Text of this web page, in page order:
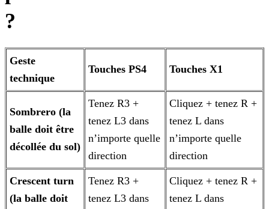
?
Geste
technique
Touches PS4 Touches X1
Sombrero (la
balle doit être
décollée du sol)
Tenez R3 +
tenez L3 dans
n’importe quelle
direction
Cliquez + tenez R +
tenez L dans
n’importe quelle
direction
Crescent turn
(la balle doit
Tenez R3 +
tenez L3 dans
Cliquez + tenez R +
tenez L dans